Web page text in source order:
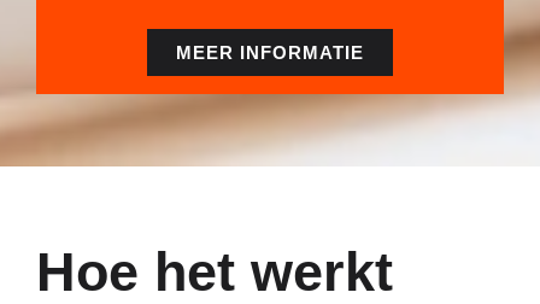
MEER INFORMATIE
Hoe het werkt